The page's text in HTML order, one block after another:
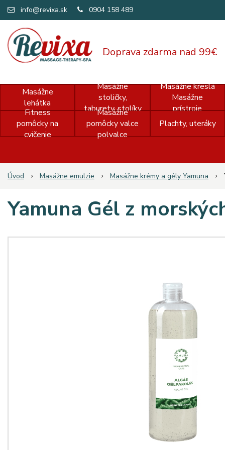
Doprava zdarma nad 99€
info@revixa.sk 0904 158 489
Masážne
lehátka
Masážne
stoličky,
taburety, stolíky
Masážne kreslá
Masážne
prístroje
Fitness
pomôcky na
cvičenie
Masážne
pomôcky valce
polvalce
Plachty, uteráky
Úvod Masážne emulzie Masážne krémy a gély Yamuna
Yamuna Gél z